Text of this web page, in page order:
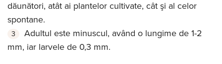
dăunători, atât ai plantelor cultivate, cât şi al celor
spontane.
Adultul este minuscul, având o lungime de 1-2
mm, iar larvele de 0,3 mm.